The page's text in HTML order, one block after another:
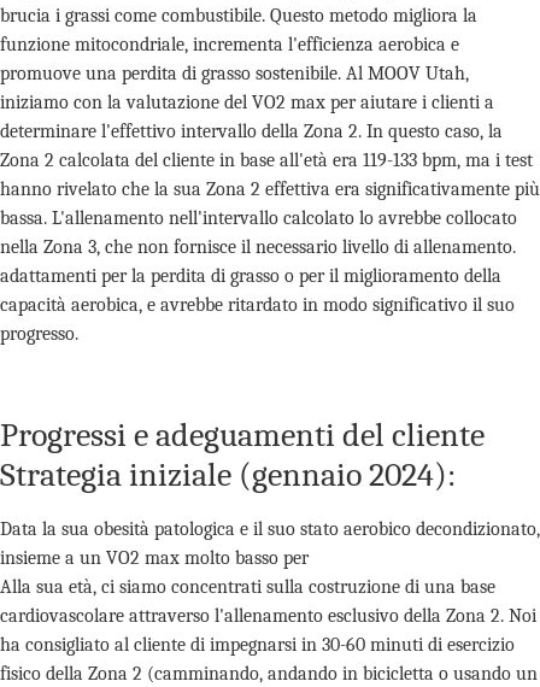
brucia i grassi come combustibile. Questo metodo migliora la
funzione mitocondriale, incrementa l'efficienza aerobica e
promuove una perdita di grasso sostenibile. Al MOOV Utah,
iniziamo con la valutazione del VO2 max per aiutare i clienti a
determinare l'effettivo intervallo della Zona 2. In questo caso, la
Zona 2 calcolata del cliente in base all'età era 119-133 bpm, ma i test
hanno rivelato che la sua Zona 2 effettiva era significativamente più
bassa. L'allenamento nell'intervallo calcolato lo avrebbe collocato
nella Zona 3, che non fornisce il necessario livello di allenamento.
adattamenti per la perdita di grasso o per il miglioramento della
capacità aerobica, e avrebbe ritardato in modo significativo il suo
progresso.
Progressi e adeguamenti del cliente
Strategia iniziale (gennaio 2024):
Data la sua obesità patologica e il suo stato aerobico decondizionato,
insieme a un VO2 max molto basso per
Alla sua età, ci siamo concentrati sulla costruzione di una base
cardiovascolare attraverso l'allenamento esclusivo della Zona 2. Noi
ha consigliato al cliente di impegnarsi in 30-60 minuti di esercizio
fisico della Zona 2 (camminando, andando in bicicletta o usando un